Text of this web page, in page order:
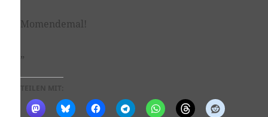
Momendemal!
„